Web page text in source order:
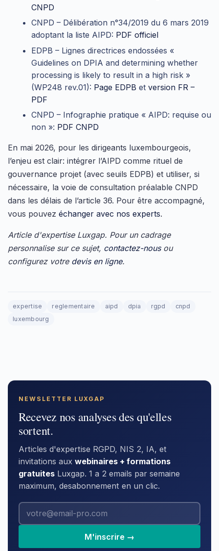
CNPD
CNPD – Délibération n°34/2019 du 6 mars 2019
adoptant la liste AIPD: PDF officiel
EDPB – Lignes directrices endossées «
Guidelines on DPIA and determining whether
processing is likely to result in a high risk »
(WP248 rev.01): Page EDPB et version FR –
PDF
CNPD – Infographie pratique « AIPD: requise ou
non »: PDF CNPD
En mai 2026, pour les dirigeants luxembourgeois,
l’enjeu est clair: intégrer l’AIPD comme rituel de
gouvernance projet (avec seuils EDPB) et utiliser, si
nécessaire, la voie de consultation préalable CNPD
dans les délais de l’article 36. Pour être accompagné,
vous pouvez échanger avec nos experts.
Article d'expertise Luxgap. Pour un cadrage
personnalise sur ce sujet, contactez-nousou
configurez votre devis en ligne.
expertise reglementaire aipd dpia rgpd
cnpd
luxembourg
NEWSLETTER LUXGAP
Recevez nos analyses des qu'elles
sortent.
Articles d'expertise RGPD, NIS 2, IA, et
invitations aux webinaires + formations
gratuites Luxgap. 1 a 2 emails par semaine
maximum, desabonnement en un clic.
M'inscrire →